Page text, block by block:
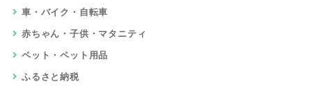
車・バイク・自転車
赤ちゃん・子供・マタニティ
ペット・ペット用品
ふるさと納税